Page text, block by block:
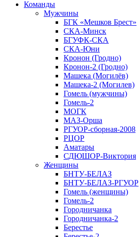
Команды
Мужчины
БГК «Мешков Брест»
СКА-Минск
БГУФК-СКА
СКА-Юни
Кронон (Гродно)
Кронон-2 (Гродно)
Машека (Могилёв)
Машека-2 (Могилев)
Гомель (мужчины)
Гомель-2
МОГК
МАЗ-Орша
РГУОР-сборная-2008
РЦОР
Аматары
СДЮШОР-Виктория
Женщины
БНТУ-БЕЛАЗ
БНТУ-БЕЛАЗ-РГУОР
Гомель (женщины)
Гомель-2
Городничанка
Городничанка-2
Берестье